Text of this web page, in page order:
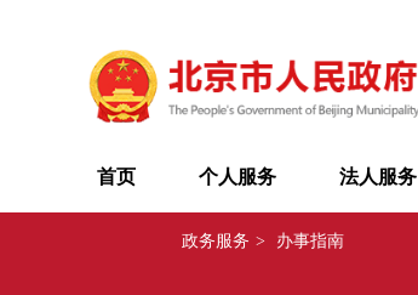
首页 个人服务 法人服务
政务服务 > 办事指南